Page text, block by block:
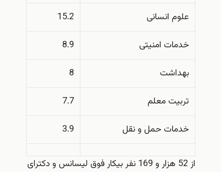
علوم انسانی 15.2
خدمات امنیتی 8.9
بهداشت 8
تربیت معلم 7.7
خدمات حمل و نقل 3.9
از 52 هزار و 169 نفر بیکار فوق لیسانس و دکترای